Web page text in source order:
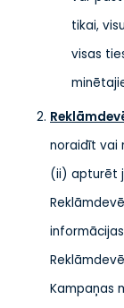
tikai,
visas
noraidīt vai
(ii) apturēt
Kampaņas